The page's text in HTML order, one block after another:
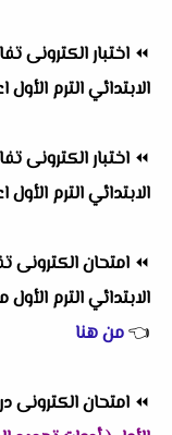
⏪
الابتدائي الترم
⏪
الابتدائي الترم
⏪ امتحان الكترونى
الابتدائي الترم
👈من هنا
⏪ امتحان الكترونى